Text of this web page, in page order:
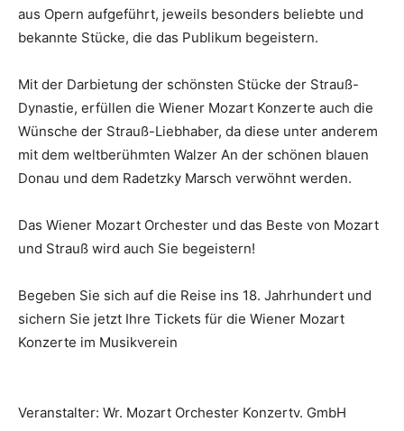
aus Opern aufgeführt, jeweils besonders beliebte und
bekannte Stücke, die das Publikum begeistern.
Mit der Darbietung der schönsten Stücke der Strauß-
Dynastie, erfüllen die Wiener Mozart Konzerte auch die
Wünsche der Strauß-Liebhaber, da diese unter anderem
mit dem weltberühmten Walzer An der schönen blauen
Donau und dem Radetzky Marsch verwöhnt werden.
Das Wiener Mozart Orchester und das Beste von Mozart
und Strauß wird auch Sie begeistern!
Begeben Sie sich auf die Reise ins 18. Jahrhundert und
sichern Sie jetzt Ihre Tickets für die Wiener Mozart
Konzerte im Musikverein
Veranstalter: Wr. Mozart Orchester Konzertv. GmbH